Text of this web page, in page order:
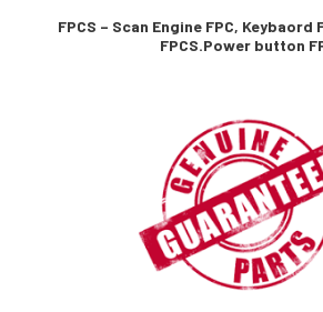
FPCS – Scan Engine FPC, Keybaord
FPCS.Power button